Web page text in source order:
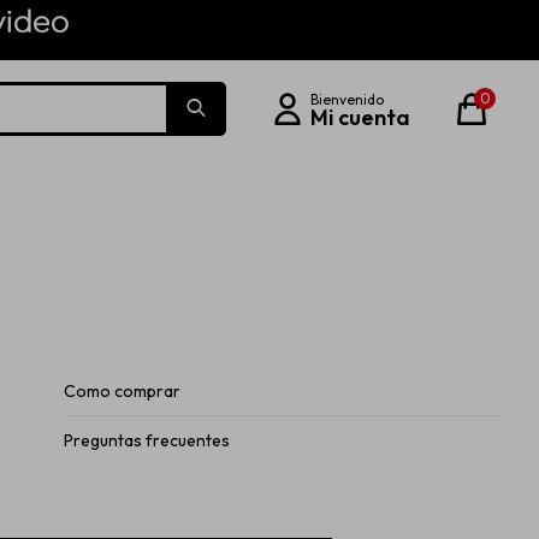
0
Como comprar
Preguntas frecuentes